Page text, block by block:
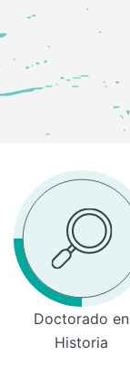
Doctorado en
Historia